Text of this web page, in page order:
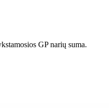
GP narių suma.